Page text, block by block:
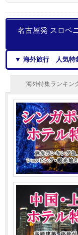
名古屋発 スロベ
▼ 海外旅行 人気特
海外特集ランキン